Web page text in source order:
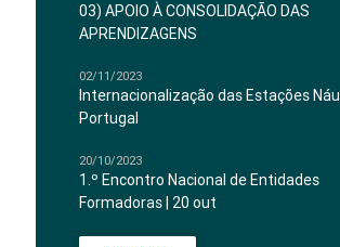
03) APOIO À CONSOLIDAÇÃO DAS
APRENDIZAGENS
02/11/2023
Internacionalização das Estações
Portugal
20/10/2023
1.º Encontro Nacional de Entidades
Formadoras | 20 out